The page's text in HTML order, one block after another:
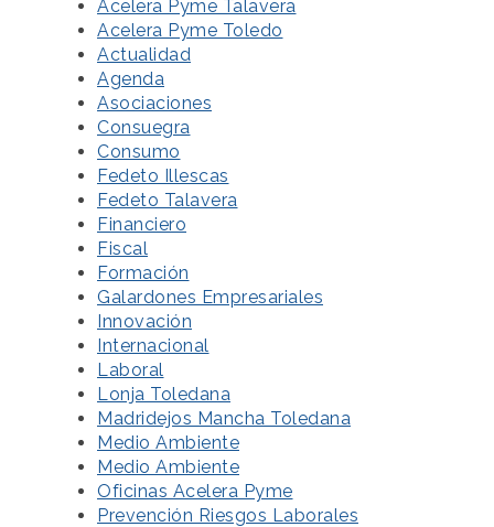
Acelera Pyme Talavera
Acelera Pyme Toledo
Actualidad
Agenda
Asociaciones
Consuegra
Consumo
Fedeto Illescas
Fedeto Talavera
Financiero
Fiscal
Formación
Galardones Empresariales
Innovación
Internacional
Laboral
Lonja Toledana
Madridejos Mancha Toledana
Medio Ambiente
Medio Ambiente
Oficinas Acelera Pyme
Prevención Riesgos Laborales